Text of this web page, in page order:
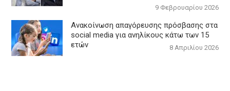
9 Φεβρουαρίου 2026
Ανακοίνωση απαγόρευσης πρόσβασης στα
social media για ανηλίκους κάτω των 15
ετών
8 Απριλίου 2026